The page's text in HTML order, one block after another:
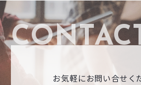
お気軽にお問い合せく